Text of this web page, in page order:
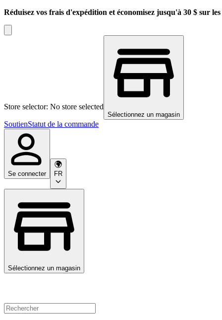
Réduisez vos frais d'expédition et économisez jusqu'à 30 $ sur
Store selector: No store selected
Sélectionnez un magasin
SoutienStatut de la commande
Se connecter FR
Sélectionnez un magasin